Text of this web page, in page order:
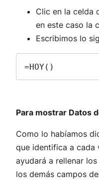
Clic en la celda
en este caso la
Escribimos lo
=HOY()
Para mostrar Datos
Como lo habíamos
que identifica a cada
ayudará a rellenar
los demás campos